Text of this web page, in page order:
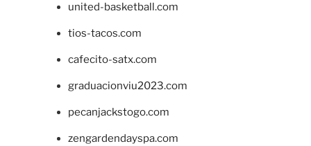
united-basketball.com
tios-tacos.com
cafecito-satx.com
graduacionviu2023.com
pecanjackstogo.com
zengardendayspa.com